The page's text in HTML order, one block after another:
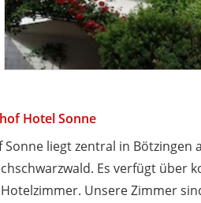
Hotel Sonne
Sonne liegt zentral in Bötzingen
Es verfügt über
Unsere Zimmer